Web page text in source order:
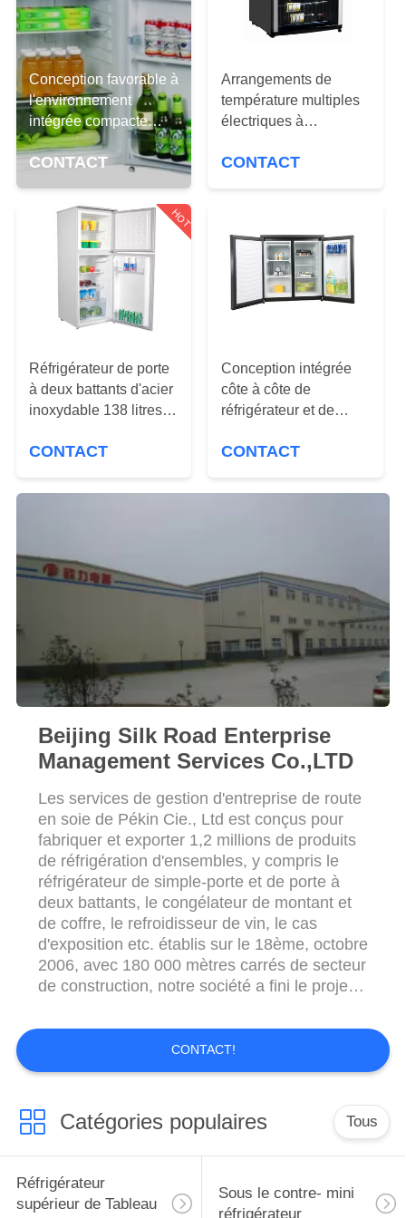
L'USINE
CONTRÔLE
DE
LA
QUALITÉ
NOUS
CONTACTER
DEMANDEZ
CITATION
PLAN
DU
POLICY
Conception favorable à
l'environnement
intégrée compacte
blanche de
réfrigérateur de garde-
CONTACT
Arrangements de
température multiples
électriques à
de refroidisseur de vin
CONTACT
HOT
Réfrigérateur de porte
à deux battants d'acier
inoxydable 138 litres
congélateur et vers le
CONTACT
Conception intégrée
côte à côte de
réfrigérateur et de
réfrigérateur blanc de
CONTACT
Beijing Silk Road Enterprise
Management Services Co.,LTD
Les services de gestion d'entreprise de route
en soie de Pékin Cie., Ltd est conçus pour
fabriquer et exporter 1,2 millions de produits
de réfrigération d'ensembles, y compris le
réfrigérateur de simple-porte et de porte à
deux battants, le congélateur de montant et
de coffre, le refroidisseur de vin, le cas
d'exposition etc. établis sur le 18ème, octobre
2006, avec 180 000 mètres carrés de secteur
de construction, notre société a fini le projet
production annuelle de 600 000 réfrigérateurs
de PCs, et le projet de deuxième-phase qui
peut fournir 2,4 ...
CONTACT!
Catégories populaires Tous
Réfrigérateur
supérieur de Tableau
Sous le contre- mini
réfrigérateur